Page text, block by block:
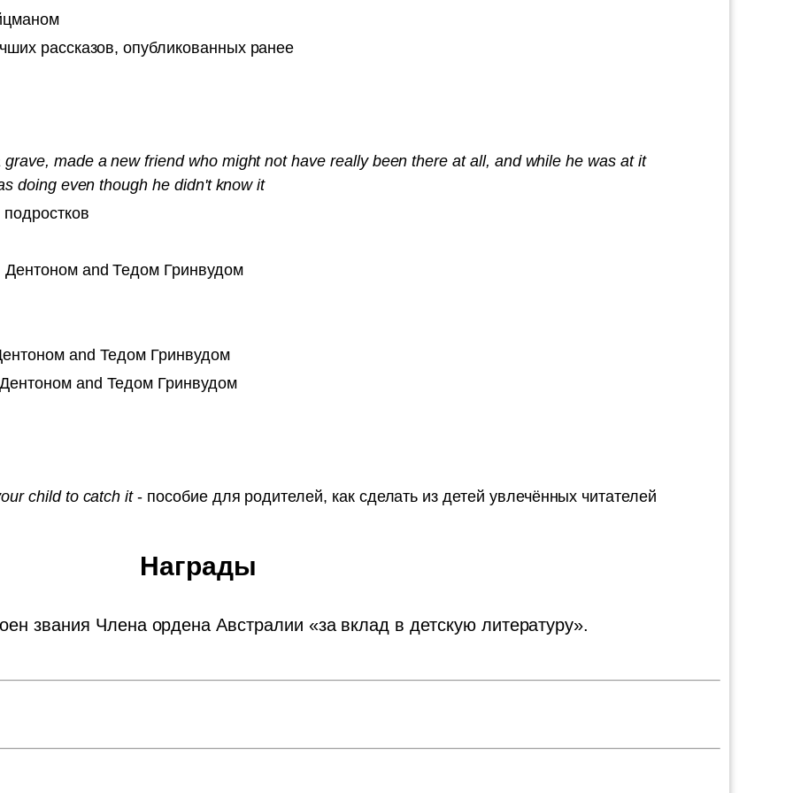
рассказов, опубликованных ранее
made a new friend who might not have really been there at all, and while he was at it
doing even though he didn't know it
Дентоном and Тедом Гринвудом
and Тедом Гринвудом
and Тедом Гринвудом
child to catch it- пособие для родителей, как сделать из детей увлечённых читателей
Награды
звания Члена ордена Австралии «за вклад в детскую литературу».